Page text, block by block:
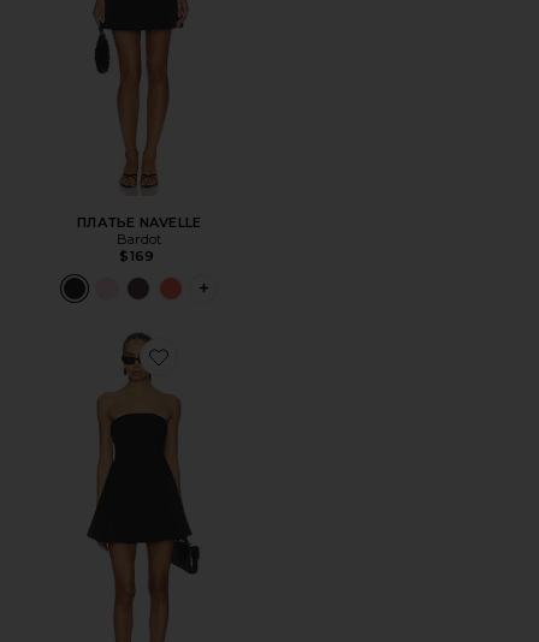
ПЛАТЬЕ NAVELLE
Bardot
$169
PLUS ICON TO SEE MORE OPTIONS FOR
Favorite ПЛАТЬЕ VALLIE